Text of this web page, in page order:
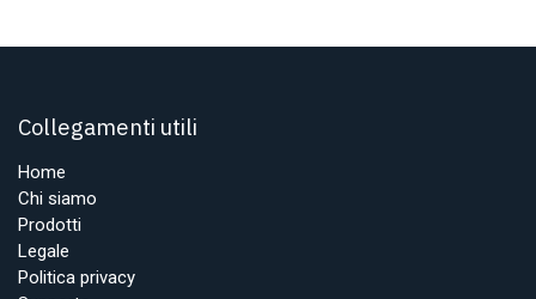
Collegamenti utili
Home
Chi siamo
Prodotti
Legale
Politica privacy